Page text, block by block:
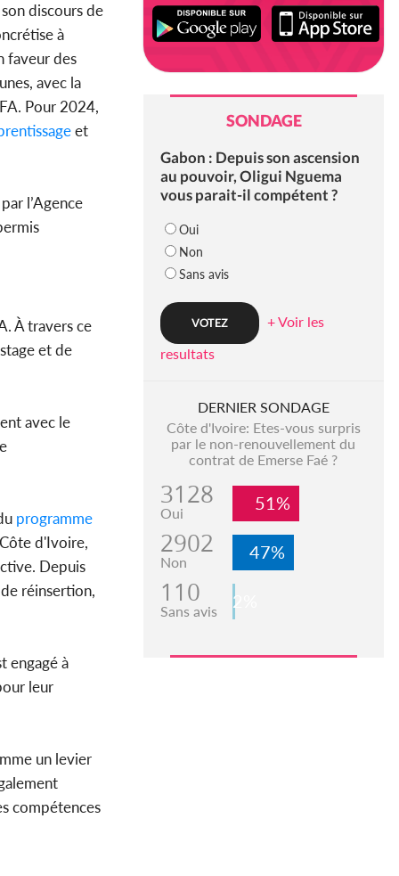
discours de
à
faveur des
avec la
Pour 2024,
et
l’Agence
À travers ce
et de
avec le
programme
d'Ivoire,
Depuis
réinsertion,
engagé à
leur
un levier
compétences
SONDAGE
Gabon : Depuis son ascension
au pouvoir, Oligui Nguema
vous parait-il compétent ?
Oui
Non
Sans avis
+ Voir les
resultats
DERNIER SONDAGE
Côte d'Ivoire: Etes-vous surpris
par le non-renouvellement du
contrat de Emerse Faé ?
3128
Oui 51%
2902
Non 47%
110
Sans avis 2%